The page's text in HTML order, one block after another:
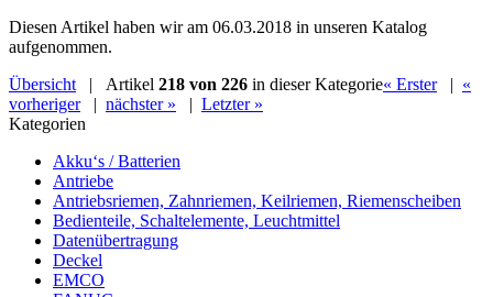
Diesen Artikel haben wir am 06.03.2018 in unseren Katalog
aufgenommen.
Übersicht | Artikel 218 von 226 in dieser Kategorie« Erster| «
vorheriger| nächster » | Letzter »
Kategorien
Akku‘s / Batterien
Antriebe
Antriebsriemen, Zahnriemen, Keilriemen, Riemenscheiben
Bedienteile, Schaltelemente, Leuchtmittel
Datenübertragung
Deckel
EMCO